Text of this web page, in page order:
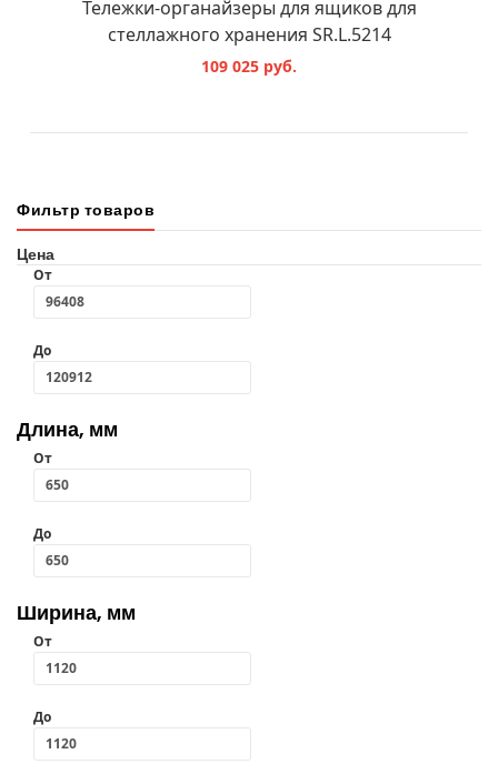
Тележки-органайзеры для ящиков для
стеллажного хранения SR.L.5214
109 025 руб.
В КОРЗИНУ
Фильтр товаров
Цена
От
До
Длина, мм
От
До
Ширина, мм
От
До